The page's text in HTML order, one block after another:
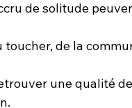
de solitude
de la
une qualité